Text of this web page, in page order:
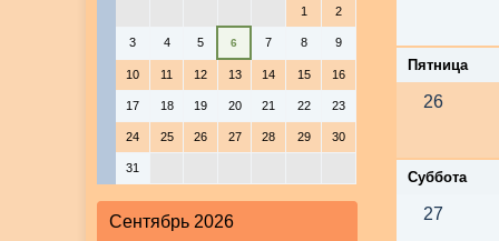
Пятница
26
Суббота
27
1 2
3 4 5 6 7 8 9
10 11 12 13 14 15 16
17 18 19 20 21 22 23
24 25 26 27 28 29 30
31
Сентябрь 2026